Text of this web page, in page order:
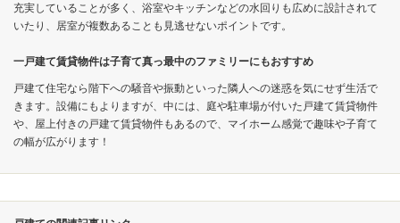
充実していることが多く、浴室やキッチンなどの水回りも広めに設計されて
いたり、居室が複数あることも見逃せないポイントです。
一戸建て賃貸物件は子育て真っ最中のファミリーにもおすすめ
戸建て住宅なら階下への騒音や振動といった隣人への迷惑を気にせず生活で
きます。設備にもよりますが、中には、庭や駐車場が付いた戸建て賃貸物件
や、屋上付きの戸建て賃貸物件もあるので、マイホーム感覚で趣味や子育て
の幅が広がります！